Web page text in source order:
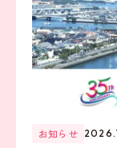
お知らせ